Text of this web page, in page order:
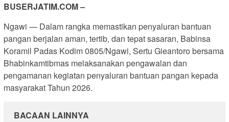
BUSERJATIM.COM –
Ngawi — Dalam rangka memastikan penyaluran bantuan
pangan berjalan aman, tertib, dan tepat sasaran, Babinsa
Koramil Padas Kodim 0805/Ngawi, Sertu Gieantoro bersama
Bhabinkamtibmas melaksanakan pengawalan dan
pengamanan kegiatan penyaluran bantuan pangan kepada
masyarakat Tahun 2026.
BACAAN LAINNYA